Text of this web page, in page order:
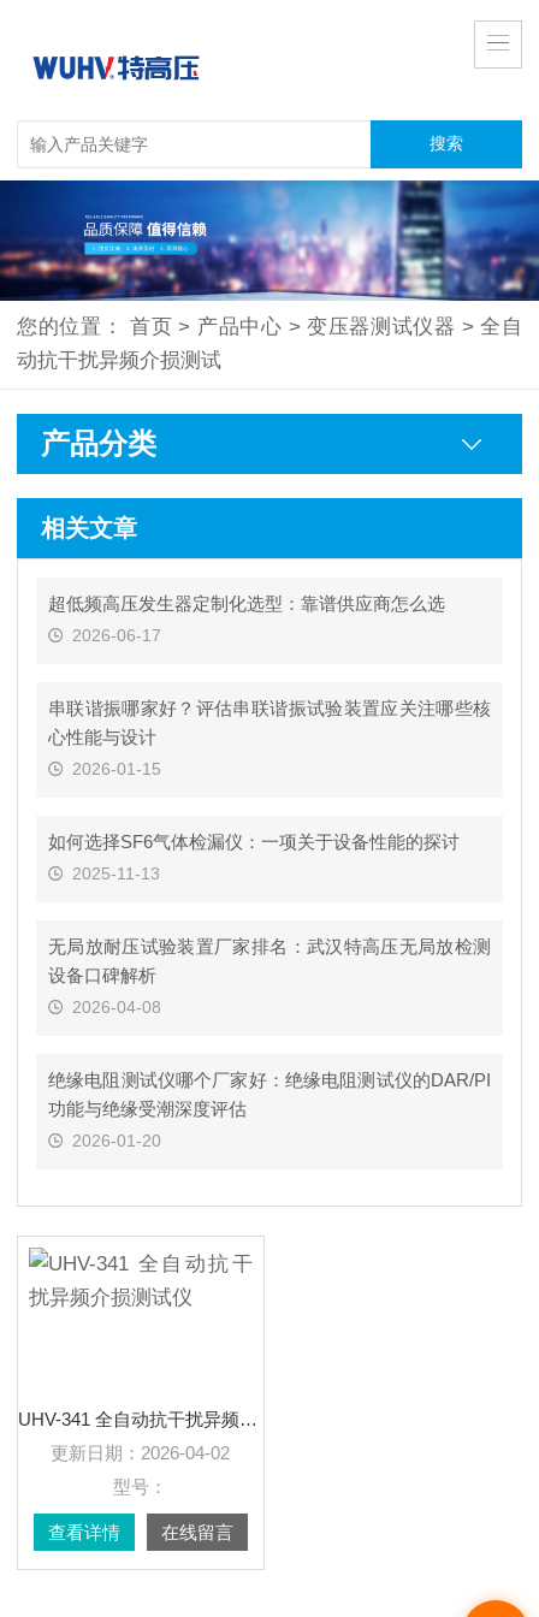
您的位置： 首页 > 产品中心 > 变压器测试仪器 > 全自
动抗干扰异频介损测试
产品分类
相关文章
超低频高压发生器定制化选型：靠谱供应商怎么选
2026-06-17
串联谐振哪家好？评估串联谐振试验装置应关注哪些核
心性能与设计
2026-01-15
如何选择SF6气体检漏仪：一项关于设备性能的探讨
2025-11-13
无局放耐压试验装置厂家排名：武汉特高压无局放检测
设备口碑解析
2026-04-08
绝缘电阻测试仪哪个厂家好：绝缘电阻测试仪的DAR/PI
功能与绝缘受潮深度评估
2026-01-20
UHV-341 全自动抗干扰异频介损测试仪
更新日期： 2026-04-02
型号：
查看详情 在线留言